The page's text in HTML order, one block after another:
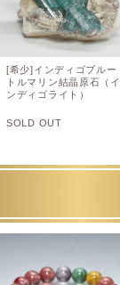
[希少]インディゴブルー
トルマリン結晶原石（イ
ンディゴライト）
SOLD OUT